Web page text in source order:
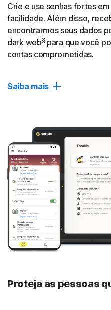
Crie e use senhas fortes
facilidade. Além disso,
encontrarmos seus dados
dark web§para que você
contas comprometidas.
Saiba mais
pessoais em sites
identidade, e tome
proteger suas contas e
Gerenciador de senhas
Crie, armazene e
outras informações
disponível em seus
Fechar
Proteja as pessoas